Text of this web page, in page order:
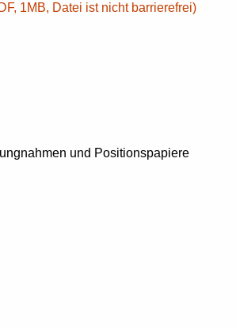
1MB, Datei ist nicht barrierefrei)
und Positionspapiere